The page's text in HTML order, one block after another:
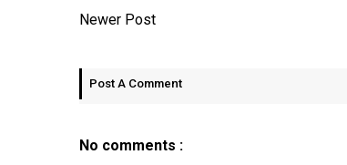
Newer Post
Post A Comment
No comments :